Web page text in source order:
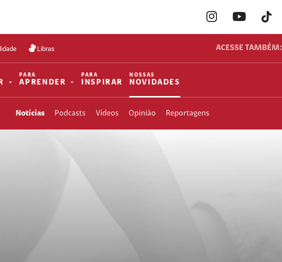
Libras ACESSE TAMBÉM:
PARA
APRENDER
PARA
INSPIRAR
NOSSAS
NOVIDADES
Notícias Podcasts Vídeos Opinião Reportagens